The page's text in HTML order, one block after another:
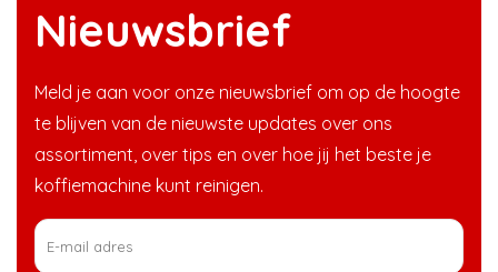
Nieuwsbrief
Meld je aan voor onze nieuwsbrief om op de hoogte
te blijven van de nieuwste updates over ons
assortiment, over tips en over hoe jij het beste je
koffiemachine kunt reinigen.